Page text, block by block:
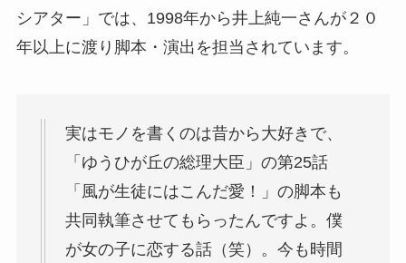
シアター」では、1998年から井上純一さんが２０
年以上に渡り脚本・演出を担当されています。
実はモノを書くのは昔から大好きで、
「ゆうひが丘の総理大臣」の第25話
「風が生徒にはこんだ愛！」の脚本も
共同執筆させてもらったんですよ。僕
が女の子に恋する話（笑）。今も時間